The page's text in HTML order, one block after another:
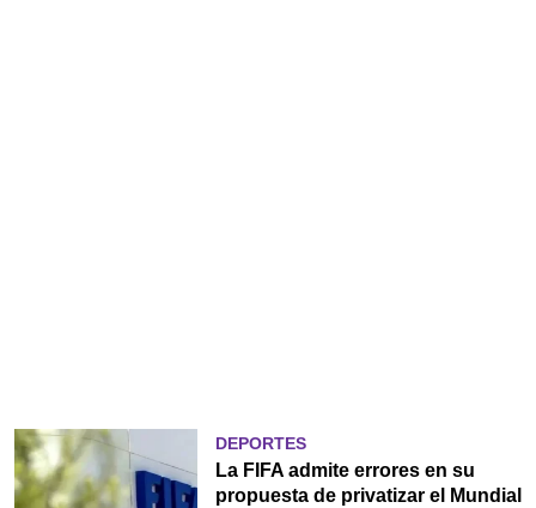
DEPORTES
La FIFA admite errores en su
propuesta de privatizar el Mundial